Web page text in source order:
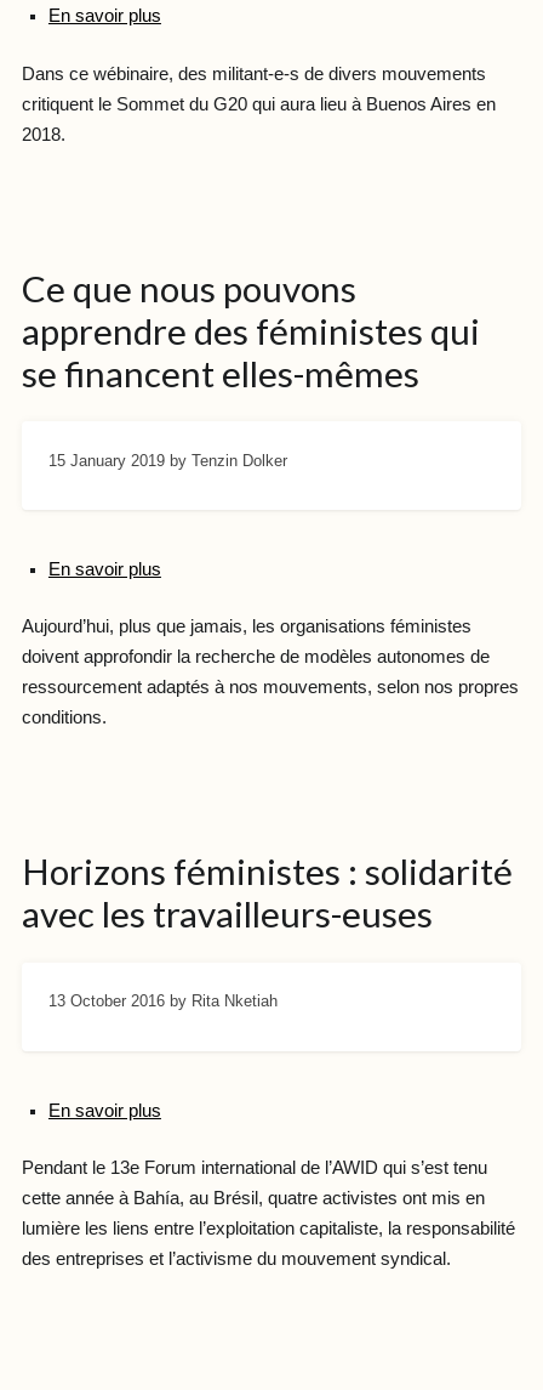
En savoir plus
Dans ce wébinaire, des militant-e-s de divers mouvements
critiquent le Sommet du G20 qui aura lieu à Buenos Aires en
2018.
Ce que nous pouvons
apprendre des féministes qui
se financent elles-mêmes
15 January 2019 by Tenzin Dolker
En savoir plus
Aujourd’hui, plus que jamais, les organisations féministes
doivent approfondir la recherche de modèles autonomes de
ressourcement adaptés à nos mouvements, selon nos propres
conditions.
Horizons féministes : solidarité
avec les travailleurs-euses
13 October 2016 by Rita Nketiah
En savoir plus
Pendant le 13e Forum international de l’AWID qui s’est tenu
cette année à Bahía, au Brésil, quatre activistes ont mis en
lumière les liens entre l’exploitation capitaliste, la responsabilité
des entreprises et l’activisme du mouvement syndical.